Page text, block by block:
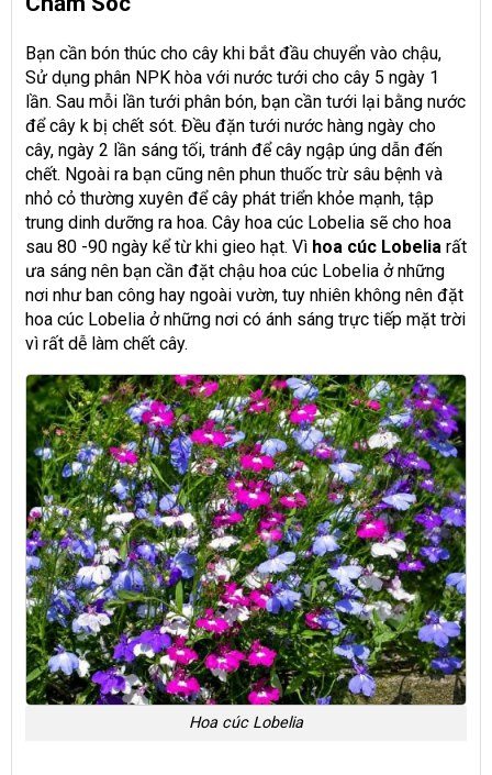
Bạn cần bón thúc cho cây khi bắt đầu chuyển vào chậu,
Sử dụng phân NPK hòa với nước tưới cho cây 5 ngày 1
lần. Sau mỗi lần tưới phân bón, bạn cần tưới lại bằng nước
để cây k bị chết sót. Đều đặn tưới nước hàng ngày cho
cây, ngày 2 lần sáng tối, tránh để cây ngập úng dẫn đến
chết. Ngoài ra bạn cũng nên phun thuốc trừ sâu bệnh và
nhỏ cỏ thường xuyên để cây phát triển khỏe mạnh, tập
trung dinh dưỡng ra hoa. Cây hoa cúc Lobelia sẽ cho hoa
sau 80 -90 ngày kể từ khi gieo hạt. Vì hoa cúc Lobelia rất
ưa sáng nên bạn cần đặt chậu hoa cúc Lobelia ở những
nơi như ban công hay ngoài vườn, tuy nhiên không nên đặt
hoa cúc Lobelia ở những nơi có ánh sáng trực tiếp mặt trời
vì rất dễ làm chết cây.
Hoa cúc Lobelia